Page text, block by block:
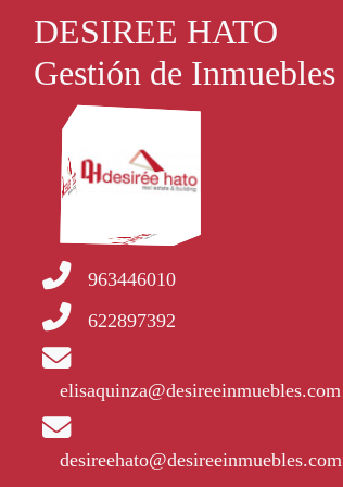
DESIREE HATO
Gestión de Inmuebles
963446010
622897392
elisaquinza@desireeinmuebles.com
desireehato@desireeinmuebles.com